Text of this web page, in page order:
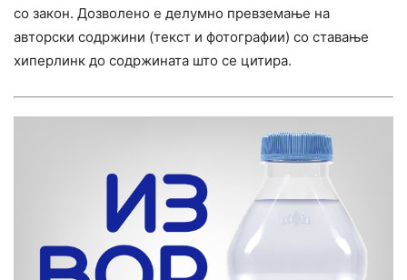
со закон. Дозволено е делумно превземање на
авторски содржини (текст и фотографии) со ставање
хиперлинк до содржината што се цитира.